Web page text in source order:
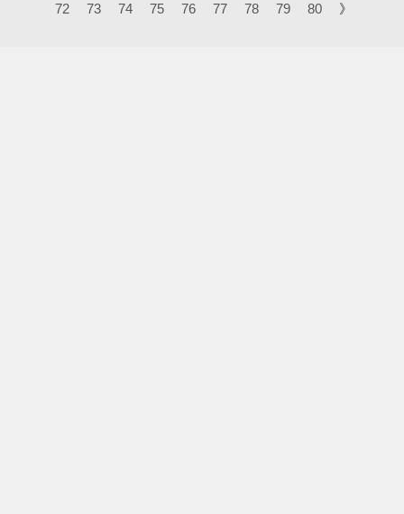
72
73 74 75 76 77 78 79 80 》